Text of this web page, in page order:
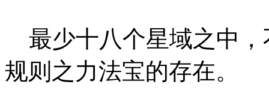
最少十八个星域之中，
规则之力法宝的存在。